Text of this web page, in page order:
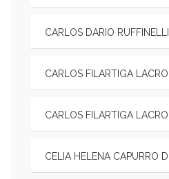
CARLOS DARIO
CARLOS FILARTIGA
CARLOS FILARTIGA
CELIA HELENA CAPURRO